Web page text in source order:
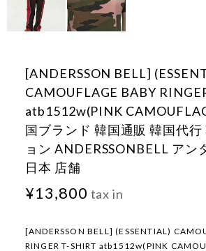
[ANDERSSON BELL]
CAMOUFLAGE BABY
atb1512w(PINK
国ブランド 韓国通販 韓国代
ョン ANDERSSONBELL アン
日本 店舗
¥13,800 tax in
[ANDERSSON BELL] (ESSENTIAL)
RINGER T-SHIRT atb1512w(PINK